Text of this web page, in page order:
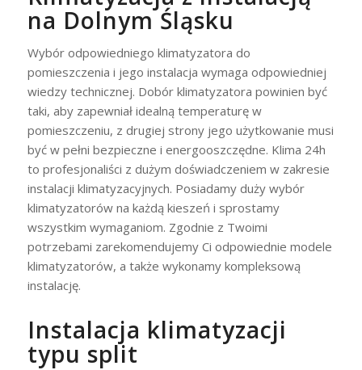
na Dolnym Śląsku
Wybór odpowiedniego klimatyzatora do
pomieszczenia i jego instalacja wymaga odpowiedniej
wiedzy technicznej. Dobór klimatyzatora powinien być
taki, aby zapewniał idealną temperaturę w
pomieszczeniu, z drugiej strony jego użytkowanie musi
być w pełni bezpieczne i energooszczędne. Klima 24h
to profesjonaliści z dużym doświadczeniem w zakresie
instalacji klimatyzacyjnych. Posiadamy duży wybór
klimatyzatorów na każdą kieszeń i sprostamy
wszystkim wymaganiom. Zgodnie z Twoimi
potrzebami zarekomendujemy Ci odpowiednie modele
klimatyzatorów, a także wykonamy kompleksową
instalację.
Instalacja klimatyzacji
typu split